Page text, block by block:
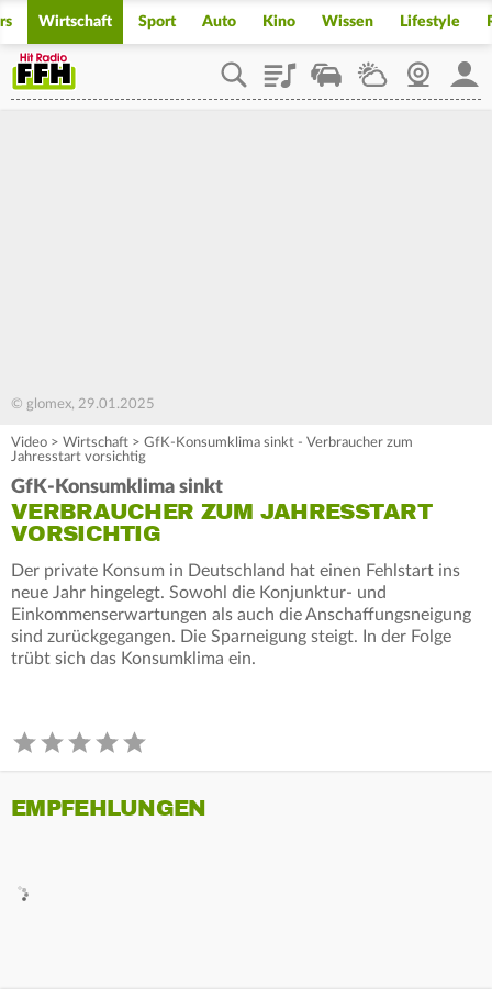
Wirtschaft Sport Auto Kino Wissen Lifestyle
PlaylistStaupilotWetterWebcam
© glomex, 29.01.2025
Video > Wirtschaft > GfK-Konsumklima sinkt - Verbraucher zum
Jahresstart vorsichtig
GfK-Konsumklima sinkt
VERBRAUCHER ZUM JAHRESSTART
VORSICHTIG
Der private Konsum in Deutschland hat einen Fehlstart ins
neue Jahr hingelegt. Sowohl die Konjunktur- und
Einkommenserwartungen als auch die Anschaffungsneigung
sind zurückgegangen. Die Sparneigung steigt. In der Folge
trübt sich das Konsumklima ein.
EMPFEHLUNGEN